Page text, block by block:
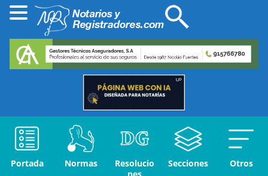
Portada Normas
Resolucio
Secciones Otros